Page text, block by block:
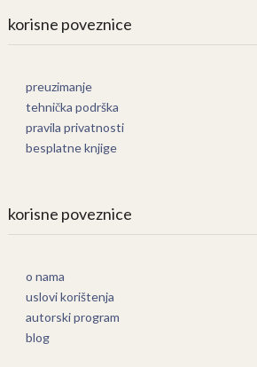
korisne poveznice
preuzimanje
tehnička podrška
pravila privatnosti
besplatne knjige
korisne poveznice
o nama
uslovi korištenja
autorski program
blog